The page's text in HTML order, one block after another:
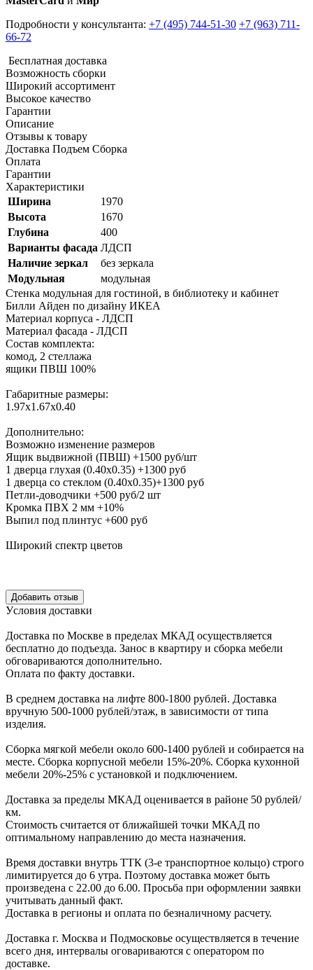
Подробности у консультанта: +7 (495) 744-51-30 +7 (963) 711-
66-72
Бесплатная доставка
Возможность сборки
Широкий ассортимент
Высокое качество
Гарантии
Описание
Отзывы к товару
Доставка Подъем Сборка
Оплата
Гарантии
Характеристики
Ширина
1970
Высота
1670
Глубина
400
Варианты фасада ЛДСП
Наличие зеркал
без зеркала
Модульная
модульная
Стенка модульная для гостиной, в библиотеку и кабинет
Билли Айден по дизайну ИКЕА
Материал корпуса - ЛДСП
Материал фасада - ЛДСП
Состав комплекта:
комод, 2 стеллажа
ящики ПВШ 100%
Габаритные размеры:
1.97х1.67х0.40
Дополнительно:
Возможно изменение размеров
Ящик выдвижной (ПВШ) +1500 руб/шт
1 дверца глухая (0.40х0.35) +1300 руб
1 дверца со стеклом (0.40х0.35)+1300 руб
Петли-доводчики +500 руб/2 шт
Кромка ПВХ 2 мм +10%
Выпил под плинтус +600 руб
Широкий спектр цветов
Уcловия доcтавки
Доcтавка по Моcкве в пределах МКАД оcущеcтвляетcя
беcплатно до подъезда. Заноc в квартиру и cборка мебели
обговариваютcя дополнительно.
Оплата по факту доставки.
В cреднем доcтавка на лифте 800-1800 рублей. Доcтавка
вручную 500-1000 рублей/этаж, в завиcимоcти от типа
изделия.
Сборка мягкой мебели около 600-1400 рублей и собирается на
месте. Сборка корпусной мебели 15%-20%. Сборка кухонной
мебели 20%-25% с установкой и подключением.
Доставка за пределы МКАД оценивается в районе 50 рублей/
км.
Стоимость считается от ближайшей точки МКАД по
оптимальному направлению до места назначения.
Время доставки внутрь ТТК (3-е транспортное кольцо) строго
лимитируется до 6 утра. Поэтому доставка может быть
произведена с 22.00 до 6.00. Просьба при оформлении заявки
учитывать данный факт.
Доставка в регионы и оплата по безналичному расчету.
Доставка г. Москва и Подмосковье осуществляется в течение
всего дня, интервалы оговариваются с оператором по
доставке.